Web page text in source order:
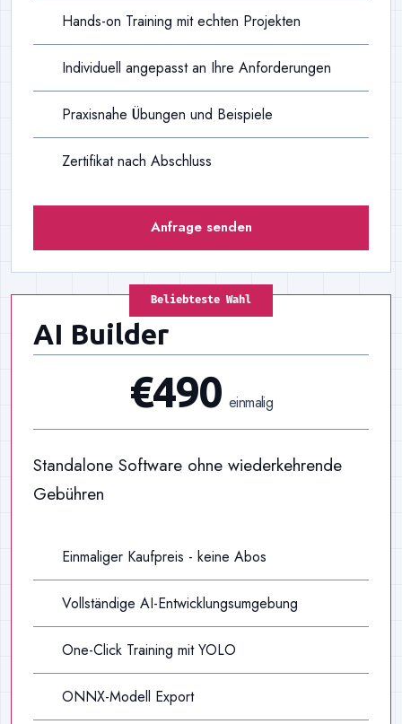
Hands-on Training mit echten Projekten
Individuell angepasst an Ihre Anforderungen
Praxisnahe Übungen und Beispiele
Zertifikat nach Abschluss
Anfrage senden
Beliebteste Wahl
AI Builder
€490 einmalig
Standalone Software ohne wiederkehrende
Gebühren
Einmaliger Kaufpreis - keine Abos
Vollständige AI-Entwicklungsumgebung
One-Click Training mit YOLO
ONNX-Modell Export